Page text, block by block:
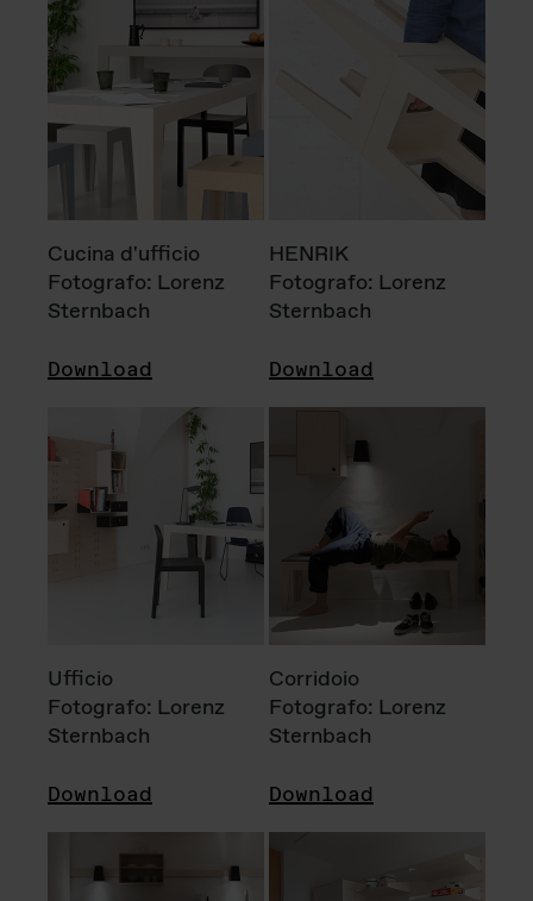
Cucina d'ufficio
Fotografo: Lorenz
Sternbach
Download
HENRIK
Fotografo: Lorenz
Sternbach
Download
Ufficio
Fotografo: Lorenz
Sternbach
Download
Corridoio
Fotografo: Lorenz
Sternbach
Download